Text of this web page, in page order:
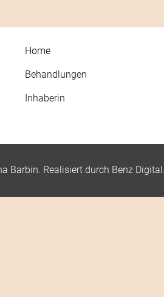
Home
Behandlungen
Inhaberin
Barbin. Realisiert durch Benz Digital.